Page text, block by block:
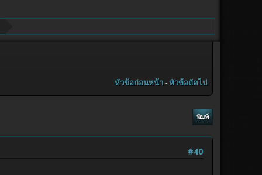
หัวข้อก่อนหน้า-หัวข้อถัดไป
พิมพ์
#40